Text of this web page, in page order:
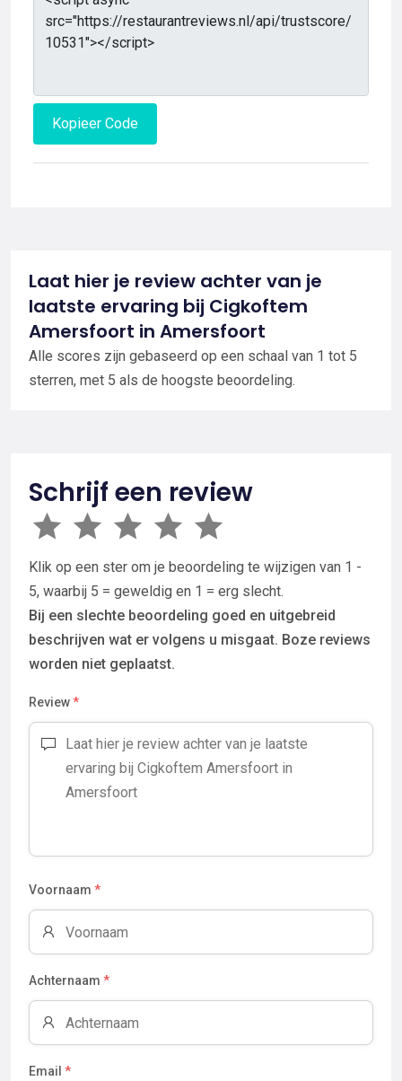
Kopieer Code
Laat hier je review achter van je
laatste ervaring bij Cigkoftem
Amersfoort in Amersfoort
Alle scores zijn gebaseerd op een schaal van 1 tot 5
sterren, met 5 als de hoogste beoordeling.
Schrijf een review
Klik op een ster om je beoordeling te wijzigen van 1 -
5, waarbij 5 = geweldig en 1 = erg slecht.
Bij een slechte beoordeling goed en uitgebreid
beschrijven wat er volgens u misgaat. Boze reviews
worden niet geplaatst.
Review*
Voornaam *
Achternaam *
Email *